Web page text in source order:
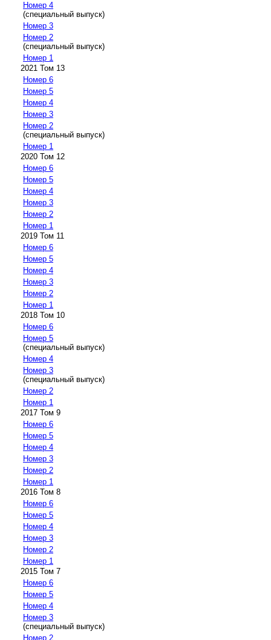
Номер 4
(специальный выпуск)
Номер 3
Номер 2
(специальный выпуск)
Номер 1
2021 Том 13
Номер 6
Номер 5
Номер 4
Номер 3
Номер 2
(специальный выпуск)
Номер 1
2020 Том 12
Номер 6
Номер 5
Номер 4
Номер 3
Номер 2
Номер 1
2019 Том 11
Номер 6
Номер 5
Номер 4
Номер 3
Номер 2
Номер 1
2018 Том 10
Номер 6
Номер 5
(специальный выпуск)
Номер 4
Номер 3
(специальный выпуск)
Номер 2
Номер 1
2017 Том 9
Номер 6
Номер 5
Номер 4
Номер 3
Номер 2
Номер 1
2016 Том 8
Номер 6
Номер 5
Номер 4
Номер 3
Номер 2
Номер 1
2015 Том 7
Номер 6
Номер 5
Номер 4
Номер 3
(специальный выпуск)
Номер 2